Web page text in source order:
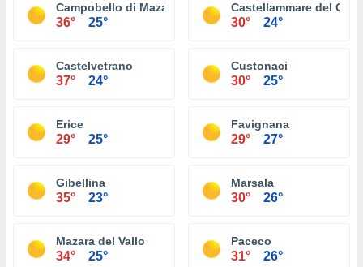
Campobello di Mazara
36° 25°
Castellammare del
30° 24°
Castelvetrano
37° 24°
Custonaci
30° 25°
Erice
29° 25°
Favignana
29° 27°
Gibellina
35° 23°
Marsala
30° 26°
Mazara del Vallo
34° 25°
Paceco
31° 26°